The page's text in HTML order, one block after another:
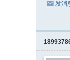
发消